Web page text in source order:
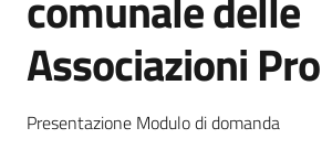
Associazioni
Dettagli della notizia
Presentazione Modulo di domanda